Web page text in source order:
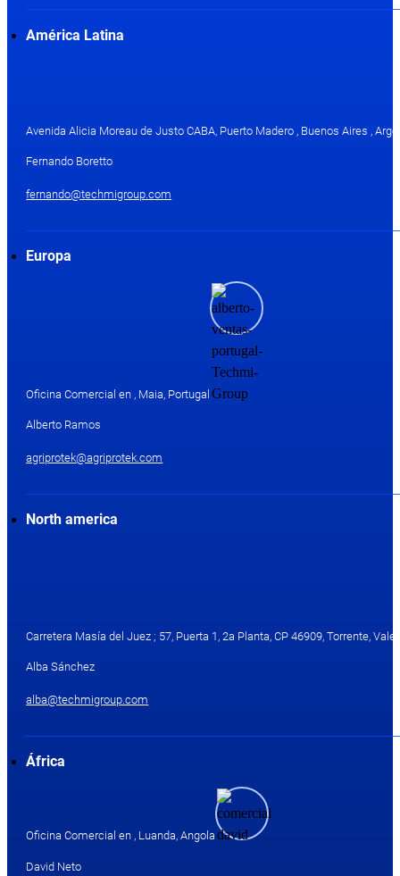
América Latina
Avenida Alicia Moreau de Justo CABA, Puerto Madero , Buenos Aires ,
Fernando Boretto
fernando@techmigroup.com
Europa
Oficina Comercial en , Maia, Portugal
Alberto Ramos
agriprotek@agriprotek.com
North america
Carretera Masía del Juez ; 57, Puerta 1, 2a Planta, CP 46909, Torrente,
Alba Sánchez
alba@techmigroup.com
África
Oficina Comercial en , Luanda, Angola
David Neto